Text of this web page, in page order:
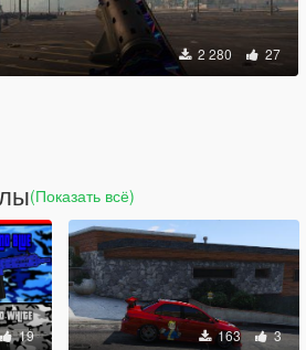
2 280 27
(Показать всё)
19 163 3